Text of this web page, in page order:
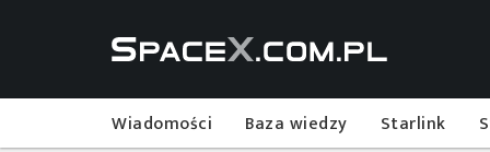
Wiadomości Baza wiedzy Starlink